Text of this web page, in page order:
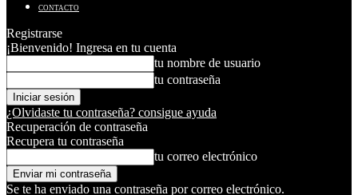
CONTACTO
Registrarse
¡Bienvenido! Ingresa en tu cuenta
tu nombre de usuario
tu contraseña
¿Olvidaste tu contraseña? consigue ayuda
Recuperación de contraseña
Recupera tu contraseña
tu correo electrónico
Se te ha enviado una contraseña por correo electrónico.